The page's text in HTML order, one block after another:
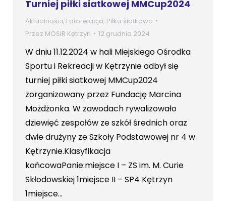
Turniej piłki siatkowej MMCup2024
Aktualności, Fotorelacja, Piłka siatkowa
Przez MOSiR Kętrzyn 12 grudnia 2024
W dniu 11.12.2024 w hali Miejskiego Ośrodka
Sportu i Rekreacji w Kętrzynie odbył się
turniej piłki siatkowej MMCup2024
zorganizowany przez Fundację Marcina
Możdżonka. W zawodach rywalizowało
dziewięć zespołów ze szkół średnich oraz
dwie drużyny ze Szkoły Podstawowej nr 4 w
Kętrzynie.Klasyfikacja
końcowaPanie:miejsce I – ZS im. M. Curie
Skłodowskiej 1miejsce II – SP4 Kętrzyn
1miejsce…